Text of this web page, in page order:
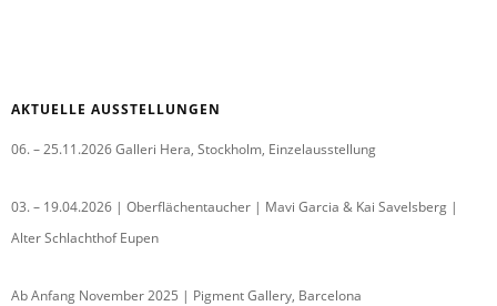
AKTUELLE AUSSTELLUNGEN
06. – 25.11.2026 Galleri Hera, Stockholm, Einzelausstellung
03. – 19.04.2026 | Oberflächentaucher | Mavi Garcia & Kai Savelsberg |
Alter Schlachthof Eupen
Ab Anfang November 2025 | Pigment Gallery, Barcelona